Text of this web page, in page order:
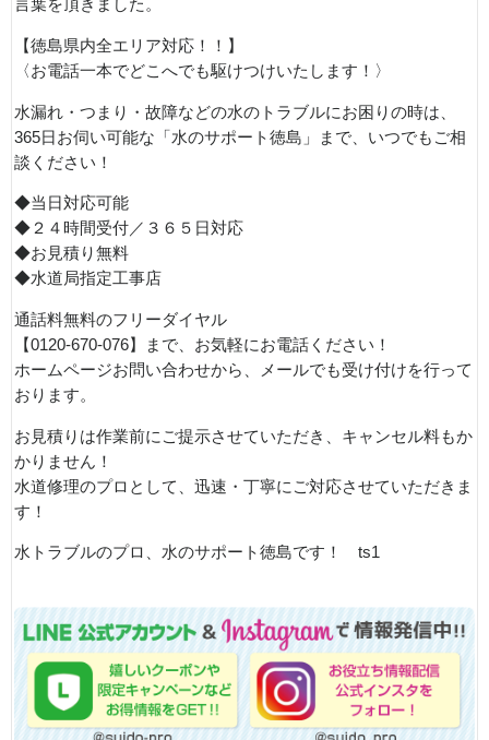
言葉を頂きました。
【徳島県内全エリア対応！！】
〈お電話一本でどこへでも駆けつけいたします！〉
水漏れ・つまり・故障などの水のトラブルにお困りの時は、
365日お伺い可能な「水のサポート徳島」まで、いつでもご相
談ください！
◆当日対応可能
◆２４時間受付／３６５日対応
◆お見積り無料
◆水道局指定工事店
通話料無料のフリーダイヤル
【0120-670-076】まで、お気軽にお電話ください！
ホームページお問い合わせから、メールでも受け付けを行って
おります。
お見積りは作業前にご提示させていただき、キャンセル料もか
かりません！
水道修理のプロとして、迅速・丁寧にご対応させていただきま
す！
水トラブルのプロ、水のサポート徳島です！ ts1